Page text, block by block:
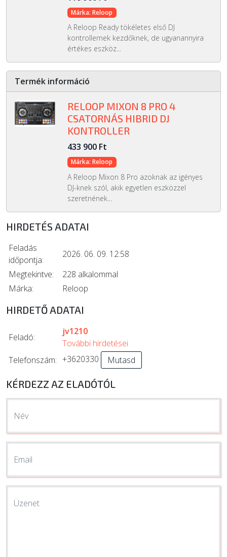
Márka: Reloop
A Reloop Ready tökéletes első DJ
kontrollernek kezdőknek, de ugyanannyira
értékes eszköz...
Termék információ
RELOOP MIXON 8 PRO 4
CSATORNÁS HIBRID DJ
KONTROLLER
433 900 Ft
Márka: Reloop
A Reloop Mixon 8 Pro azoknak az igényes
DJ-knek szól, akik egyetlen eszközzel
szeretnének...
HIRDETÉS ADATAI
Feladás
időpontja:
2026. 06. 09. 12:58
Megtekintve:
228 alkalommal
Márka:
Reloop
HIRDETŐ ADATAI
Feladó:
jv1210
További hirdetései
Telefonszám: +3620330 Mutasd
KÉRDEZZ AZ ELADÓTÓL
Név
Email
Üzenet